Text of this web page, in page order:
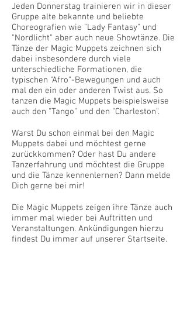
Jeden Donnerstag trainieren wir in dieser
Gruppe alte bekannte und beliebte
Choreografien wie "Lady Fantasy" und
"Nordlicht" aber auch neue Showtänze. Die
Tänze der Magic Muppets zeichnen sich
dabei insbesondere durch viele
unterschiedliche Formationen, die
typischen "Afro"-Bewegungen und auch
mal den ein oder anderen Twist aus. So
tanzen die Magic Muppets beispielsweise
auch den "Tango" und den "Charleston".
Warst Du schon einmal bei den Magic
Muppets dabei und möchtest gerne
zurückkommen? Oder hast Du andere
Tanzerfahrung und möchtest die Gruppe
und die Tänze kennenlernen? Dann melde
Dich gerne bei mir!
Die Magic Muppets zeigen ihre Tänze auch
immer mal wieder bei Auftritten und
Veranstaltungen. Ankündigungen hierzu
findest Du immer auf unserer Startseite.